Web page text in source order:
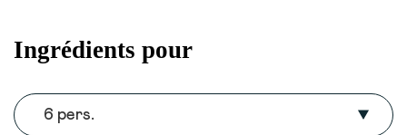
Ingrédients pour
6 pers.